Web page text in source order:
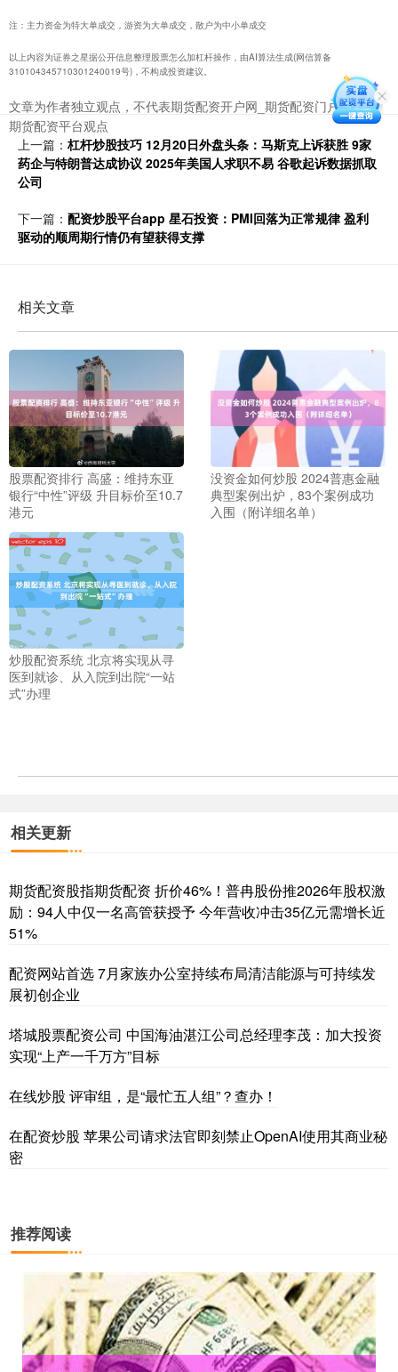
注：主力资金为特大单成交，游资为大单成交，散户为中小单成交
以上内容为证券之星据公开信息整理股票怎么加杠杆操作，由AI算法生成(网信算备
310104345710301240019号)，不构成投资建议。
文章为作者独立观点，不代表期货配资开户网_期货配资门户_正规
期货配资平台观点
上一篇： 杠杆炒股技巧 12月20日外盘头条：马斯克上诉获胜 9家
药企与特朗普达成协议 2025年美国人求职不易 谷歌起诉数据抓取
公司
下一篇： 配资炒股平台app 星石投资：PMI回落为正常规律 盈利
驱动的顺周期行情仍有望获得支撑
相关文章
股票配资排行 高盛：维持东亚
银行“中性”评级 升目标价至10.7
港元
没资金如何炒股 2024普惠金融
典型案例出炉，83个案例成功
入围（附详细名单）
炒股配资系统 北京将实现从寻
医到就诊、从入院到出院“一站
式”办理
相关更新
期货配资股指期货配资 折价46%！普冉股份推2026年股权激
励：94人中仅一名高管获授予 今年营收冲击35亿元需增长近
51%
配资网站首选 7月家族办公室持续布局清洁能源与可持续发
展初创企业
塔城股票配资公司 中国海油湛江公司总经理李茂：加大投资
实现“上产一千万方”目标
在线炒股 评审组，是“最忙五人组”？查办！
在配资炒股 苹果公司请求法官即刻禁止OpenAI使用其商业秘
密
推荐阅读